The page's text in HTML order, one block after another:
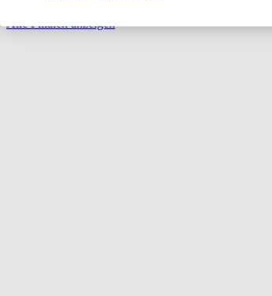
Alle Filialen anzeigen